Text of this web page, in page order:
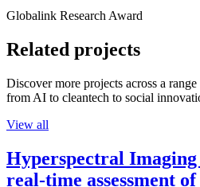
Globalink Research Award
Related projects
Discover more projects across a
from AI to cleantech to social
View all
Hyperspectral
real-time assessment